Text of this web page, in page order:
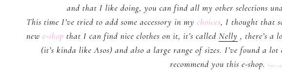
and that I like doing, you can find all my other selections
This time I’ve tried to add some accessory in my choices, I thought that
new e-shop that I can find nice clothes on it, it’s called Nelly , there’s a
(it’s kinda like Asos) and also a large range of sizes. I’ve found a
recommend you this e-shop.
(not